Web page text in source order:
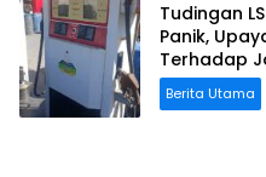
Tudingan
Panik,
Terhadap
Berita Utama